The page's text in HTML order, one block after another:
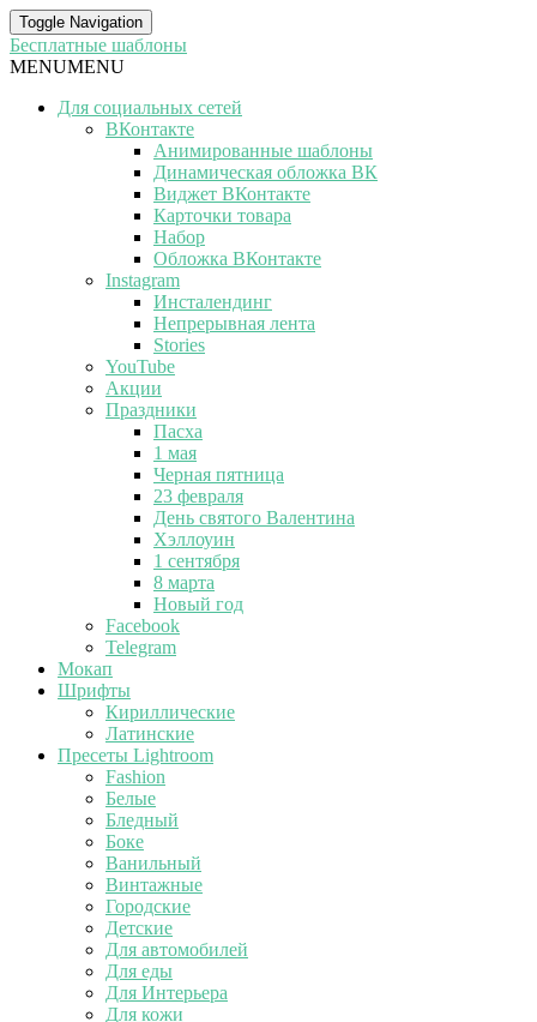
Toggle Navigation
Бесплатные шаблоны
MENUMENU
Для социальных сетей
ВКонтакте
Анимированные шаблоны
Динамическая обложка ВК
Виджет ВКонтакте
Карточки товара
Набор
Обложка ВКонтакте
Instagram
Инсталендинг
Непрерывная лента
Stories
YouTube
Акции
Праздники
Пасха
1 мая
Черная пятница
23 февраля
День святого Валентина
Хэллоуин
1 сентября
8 марта
Новый год
Facebook
Telegram
Мокап
Шрифты
Кириллические
Латинские
Пресеты Lightroom
Fashion
Белые
Бледный
Боке
Ванильный
Винтажные
Городские
Детские
Для автомобилей
Для еды
Для Интерьера
Для кожи